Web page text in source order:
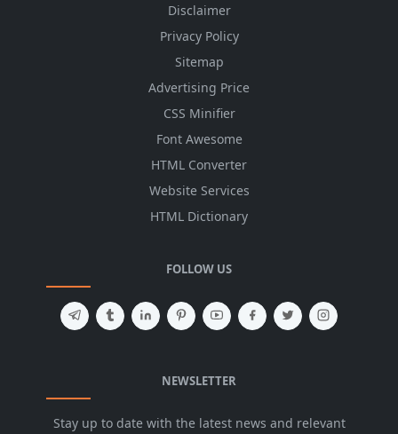
Disclaimer
Privacy Policy
Sitemap
Advertising Price
CSS Minifier
Font Awesome
HTML Converter
Website Services
HTML Dictionary
FOLLOW US
NEWSLETTER
Stay up to date with the latest news and relevant